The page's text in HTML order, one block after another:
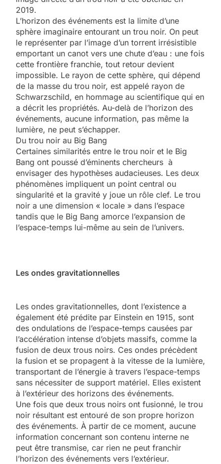
2019.
L’horizon des événements est la limite d’une
sphère imaginaire entourant un trou noir. On peut
le représenter par l’image d’un torrent irrésistible
emportant un canot vers une chute d’eau : une fois
cette frontière franchie, tout retour devient
impossible. Le rayon de cette sphère, qui dépend
de la masse du trou noir, est appelé rayon de
Schwarzschild, en hommage au scientifique qui en
a décrit les propriétés. Au-delà de l’horizon des
événements, aucune information, pas même la
lumière, ne peut s’échapper.
Du trou noir au Big Bang
Certaines similarités entre le trou noir et le Big
Bang ont poussé d’éminents chercheurs à
envisager des hypothèses audacieuses. Les deux
phénomènes impliquent un point central ou
singularité et la gravité y joue un rôle clef. Le trou
noir a une dimension « locale » dans l’espace
tandis que le Big Bang amorce l’expansion de
l’espace-temps lui-même au sein de l’univers.
Les ondes gravitationnelles
Les ondes gravitationnelles, dont l’existence a
également été prédite par Einstein en 1915, sont
des ondulations de l’espace-temps causées par
l’accélération intense d’objets massifs, comme la
fusion de deux trous noirs. Ces ondes précèdent
la fusion et se propagent à la vitesse de la lumière,
transportant de l’énergie à travers l’espace-temps
sans nécessiter de support matériel. Elles existent
à l’extérieur des horizons des événements.
Une fois que deux trous noirs ont fusionné, le trou
noir résultant est entouré de son propre horizon
des événements. À partir de ce moment, aucune
information concernant son contenu interne ne
peut être transmise, car rien ne peut franchir
l’horizon des événements vers l’extérieur.